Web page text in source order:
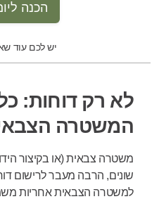
הכנה
יש לכם עוד
לא רק דוחות:
המשטרה
משטרה צבאית (או בקיצור
שונים, הרבה מעבר לרישום
למשטרה הצבאית אחריות